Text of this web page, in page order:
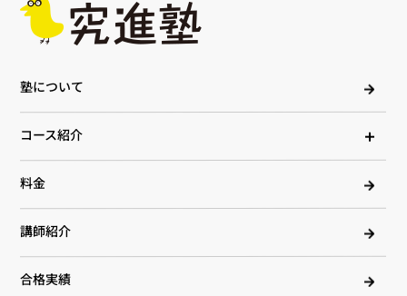
塾について
コース紹介
料金
講師紹介
合格実績